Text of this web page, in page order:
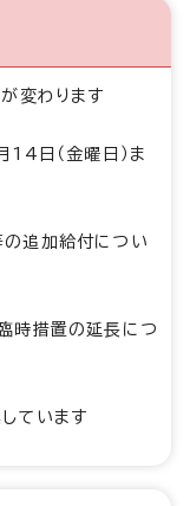
変わります
日（金曜日）ま
追加給付につい
時措置の延長につ
ています